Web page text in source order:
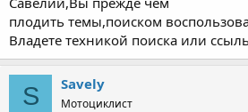
плодить темы,поиском
Владете техникой поиска или
S Savely
Мотоциклист